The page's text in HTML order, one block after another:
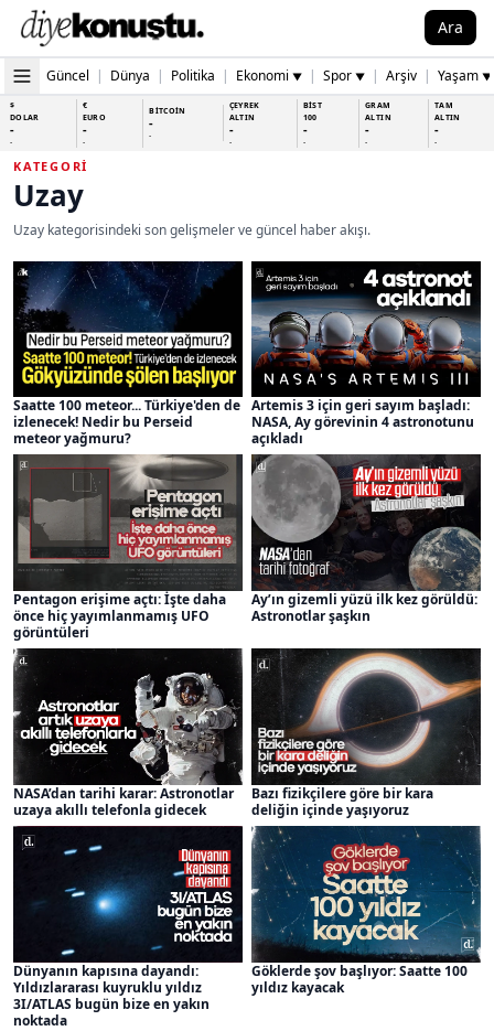
Ara
Güncel | Dünya | Politika | Ekonomi ▼ | Spor ▼ | Arşiv | Yaşam ▼
$
DOLAR
-
-
€
EURO
-
-
BİTCOİN
-
-
ÇEYREK
ALTIN
-
-
BİST
100
-
-
GRAM
ALTIN
-
-
TAM
ALTIN
-
-
KATEGORI
Uzay
Uzay kategorisindeki son gelişmeler ve güncel haber akışı.
Saatte 100 meteor... Türkiye'den de
izlenecek! Nedir bu Perseid
meteor yağmuru?
Artemis 3 için geri sayım başladı:
NASA, Ay görevinin 4 astronotunu
açıkladı
Pentagon erişime açtı: İşte daha
önce hiç yayımlanmamış UFO
görüntüleri
Ay’ın gizemli yüzü ilk kez görüldü:
Astronotlar şaşkın
NASA’dan tarihi karar: Astronotlar
uzaya akıllı telefonla gidecek
Bazı fizikçilere göre bir kara
deliğin içinde yaşıyoruz
Dünyanın kapısına dayandı:
Yıldızlararası kuyruklu yıldız
3I/ATLAS bugün bize en yakın
noktada
Göklerde şov başlıyor: Saatte 100
yıldız kayacak